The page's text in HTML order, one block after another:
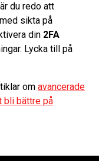
är du redo att
sikta på
din 2FA
Lycka till på
om avancerade
bli bättre på